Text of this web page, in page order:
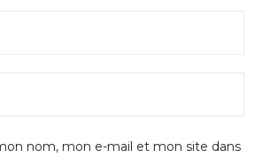
nom, mon e-mail et mon site dans